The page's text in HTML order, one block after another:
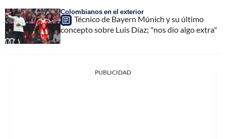
Colombianos en el exterior
Técnico de Bayern Múnich y su último
concepto sobre Luis Díaz; "nos dio algo extra"
PUBLICIDAD